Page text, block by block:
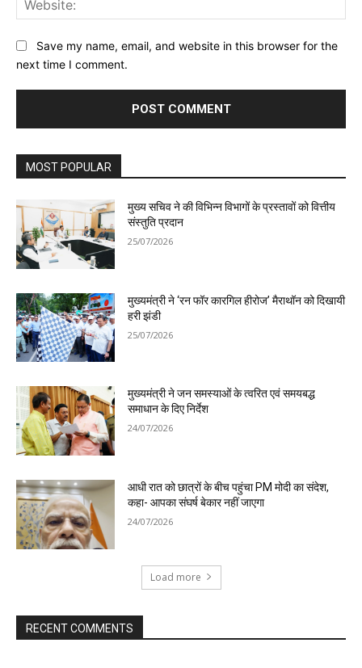
Save my name, email, and website in this browser for the
next time I comment.
MOST POPULAR
मुख्य सचिव ने की विभिन्न विभागों के प्रस्तावों को वित्तीय
संस्तुति प्रदान
25/07/2026
मुख्यमंत्री ने ‘रन फॉर कारगिल हीरोज’ मैराथॉन को दिखायी
हरी झंडी
25/07/2026
मुख्यमंत्री ने जन समस्याओं के त्वरित एवं समयबद्ध
समाधान के दिए निर्देश
24/07/2026
आधी रात को छात्रों के बीच पहुंचा PM मोदी का संदेश,
कहा- आपका संघर्ष बेकार नहीं जाएगा
24/07/2026
Load more
RECENT COMMENTS